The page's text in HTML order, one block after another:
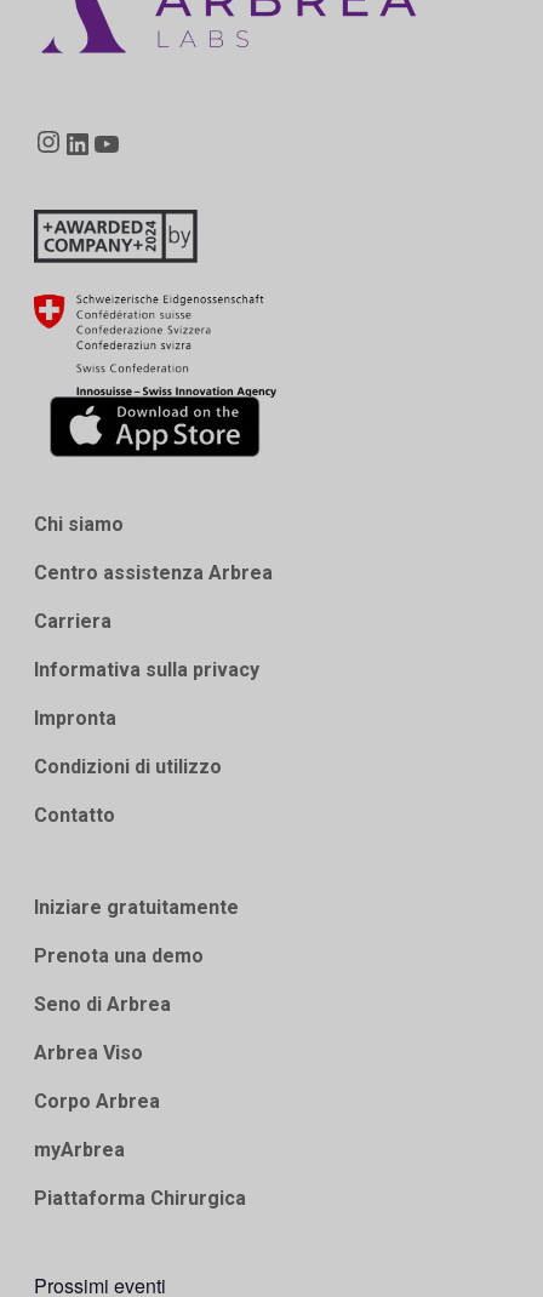
Instagram
LinkedIn
Chi siamo
Centro assistenza Arbrea
Carriera
Informativa sulla privacy
Impronta
Condizioni di utilizzo
Contatto
Iniziare gratuitamente
Prenota una demo
Seno di Arbrea
Arbrea Viso
Corpo Arbrea
myArbrea
Piattaforma Chirurgica
Prossimi eventi